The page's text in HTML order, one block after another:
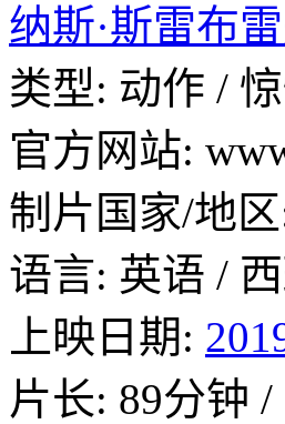
纳斯·斯雷布
类型: 动作 /
官方网站:
制片国家/地
语言: 英语 /
上映日期:
片长: 89分钟 /